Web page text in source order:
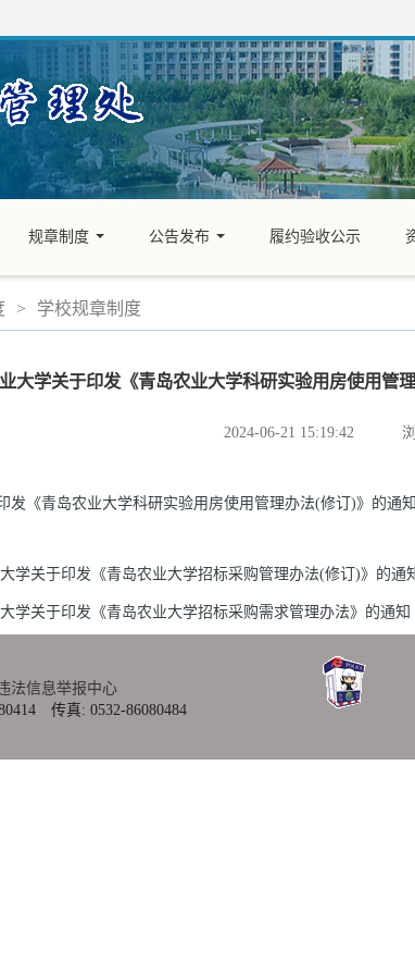
规章制度
公告发布
履约验收公示
> 学校规章制度
大学关于印发《青岛农业大学科研实验用房使用管
2024-06-21 15:19:42 浏
发《青岛农业大学科研实验用房使用管理办法(修订)》的通
学关于印发《青岛农业大学招标采购管理办法(修订)》的通
学关于印发《青岛农业大学招标采购需求管理办法》的通知
法信息举报中心
传真: 0532-86080484